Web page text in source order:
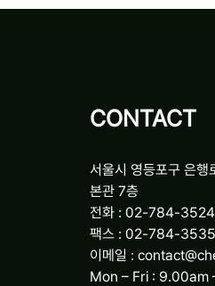
CONTACT
서울시 영등포구 은
본관 7층
전화 : 02-784-3524
팩스 : 02-784-3535
이메일 :
Mon – Fri : 9.00am